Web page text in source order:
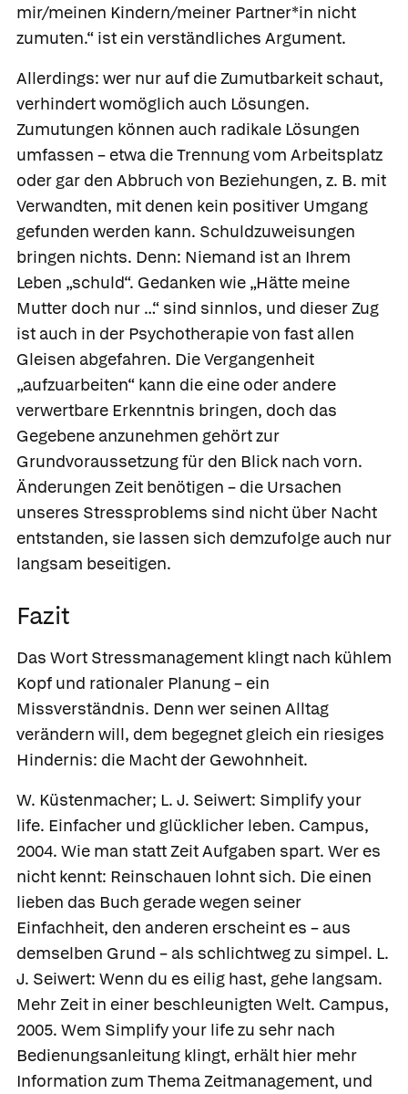
mir/meinen Kindern/meiner Partner*in nicht
zumuten.“ ist ein verständliches Argument.
Allerdings: wer nur auf die Zumutbarkeit schaut,
verhindert womöglich auch Lösungen.
Zumutungen können auch radikale Lösungen
umfassen – etwa die Trennung vom Arbeitsplatz
oder gar den Abbruch von Beziehungen, z. B. mit
Verwandten, mit denen kein positiver Umgang
gefunden werden kann. Schuldzuweisungen
bringen nichts. Denn: Niemand ist an Ihrem
Leben „schuld“. Gedanken wie „Hätte meine
Mutter doch nur …“ sind sinnlos, und dieser Zug
ist auch in der Psychotherapie von fast allen
Gleisen abgefahren. Die Vergangenheit
„aufzuarbeiten“ kann die eine oder andere
verwertbare Erkenntnis bringen, doch das
Gegebene anzunehmen gehört zur
Grundvoraussetzung für den Blick nach vorn.
Änderungen Zeit benötigen – die Ursachen
unseres Stressproblems sind nicht über Nacht
entstanden, sie lassen sich demzufolge auch nur
langsam beseitigen.
Fazit
Das Wort Stressmanagement klingt nach kühlem
Kopf und rationaler Planung – ein
Missverständnis. Denn wer seinen Alltag
verändern will, dem begegnet gleich ein riesiges
Hindernis: die Macht der Gewohnheit.
W. Küstenmacher; L. J. Seiwert: Simplify your
life. Einfacher und glücklicher leben. Campus,
2004. Wie man statt Zeit Aufgaben spart. Wer es
nicht kennt: Reinschauen lohnt sich. Die einen
lieben das Buch gerade wegen seiner
Einfachheit, den anderen erscheint es – aus
demselben Grund – als schlichtweg zu simpel. L.
J. Seiwert: Wenn du es eilig hast, gehe langsam.
Mehr Zeit in einer beschleunigten Welt. Campus,
2005. Wem Simplify your life zu sehr nach
Bedienungsanleitung klingt, erhält hier mehr
Information zum Thema Zeitmanagement, und